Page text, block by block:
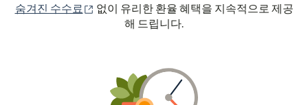
숨겨진 수수료 (새 창에서 열림)
없이 유리한 환율 혜택을 지속적으로 제공
해 드립니다.